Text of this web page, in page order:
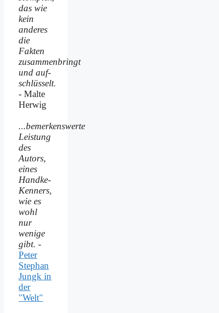
das wie
kein
anderes
die
Fakten
zusammenbringt
und auf­
schlüsselt.
- Malte
Herwig
...bemerkenswerte
Leistung
des
Autors,
eines
Handke-
Kenners,
wie es
wohl
nur
wenige
gibt. -
Peter
Stephan
Jungk in
der
"Welt"